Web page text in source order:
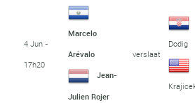
4 Jun -
17h20
Marcelo
Arévalo
Jean-
Julien Rojer
verslaat
Dodig